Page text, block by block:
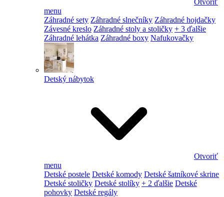
Otvoriť
menu
Záhradné sety Záhradné slnečníky Záhradné hojdačky
Závesné kreslo Záhradné stoly a stoličky + 3 ďalšie
Záhradné lehátka Záhradné boxy Nafukovačky
Detský nábytok
Otvoriť
menu
Detské postele Detské komody Detské šatníkové skrine
Detské stoličky Detské stolíky + 2 ďalšie Detské
pohovky Detské regály